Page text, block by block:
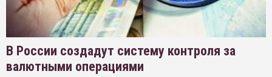
В России создадут систему контроля за
валютными операциями